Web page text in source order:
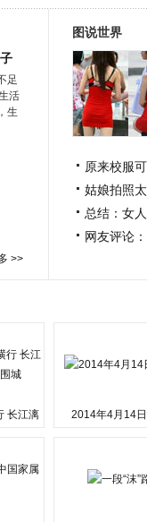
足
活
生
>>
图说世界
原来校服
姑娘拍照
总结：女
网友评论
长江漓
2014年4月14